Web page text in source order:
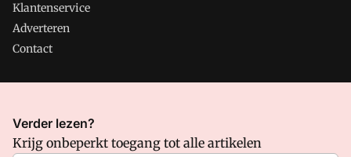
Klantenservice
Adverteren
Contact
CMweb is onderdeel van VMN media. Lees in
waar VMN media voor staat. Op gebruik van deze site zijn de
Verder lezen?
Krijg onbeperkt toegang tot alle artikelen